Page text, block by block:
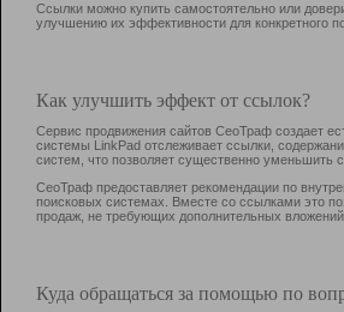
Ссылки можно купить самостоятельно или
улучшению их эффективности для конкретного
Как улучшить эффект от ссылок?
Сервис продвижения сайтов СеоТраф создает
системы LinkPad отслеживает ссылки,
систем, что позволяет существенно уменьшить
СеоТраф предоставляет рекомендации по
поисковых системах. Вместе со ссылками это
продаж, не требующих дополнительных
Куда обращаться за помощью по